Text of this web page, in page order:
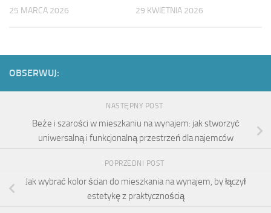
25 MARCA 2026 29 KWIETNIA 2026
OBSERWUJ:
NASTĘPNY POST
Beże i szarości w mieszkaniu na wynajem: jak stworzyć
uniwersalną i funkcjonalną przestrzeń dla najemców
POPRZEDNI POST
Jak wybrać kolor ścian do mieszkania na wynajem, by łączył
estetykę z praktycznością